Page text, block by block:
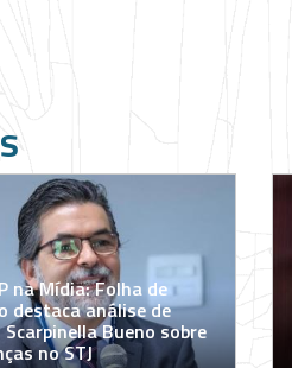
na Mídia: Folha de
destaca análise de
Bueno sobre
no STJ